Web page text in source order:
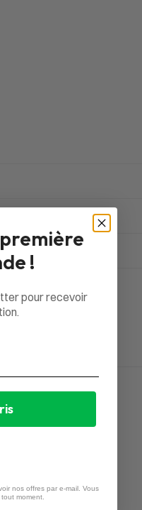
!
pour recevoir
nos offres par e-mail. Vous
moment.